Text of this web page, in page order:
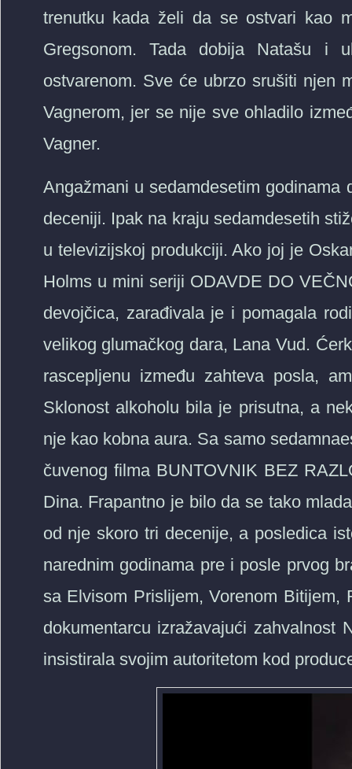
trenutku kada želi da se ostvari kao
Gregsonom. Tada dobija Natašu i
ostvarenom. Sve će ubrzo srušiti njen
Vagnerom, jer se nije sve ohladilo
Vagner.
Angažmani u sedamdesetim
deceniji. Ipak na kraju sedamdesetih
u televizijskoj produkciji. Ako joj je
Holms u mini seriji ODAVDE DO
devojčica, zarađivala je i pomagala
velikog glumačkog dara, Lana Vud.
rascepljenu između zahteva posla,
Sklonost alkoholu bila je prisutna, a
nje kao kobna aura. Sa samo
čuvenog filma BUNTOVNIK BEZ
Dina. Frapantno je bilo da se tako
od nje skoro tri decenije, a posledica
narednim godinama pre i posle prvog
sa Elvisom Prislijem, Vorenom
dokumentarcu izražavajući
insistirala svojim autoritetom kod